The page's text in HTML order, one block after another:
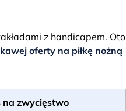
z handicapem. Oto
oferty na piłkę nożną
na zwycięstwo